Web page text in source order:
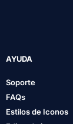
AYUDA
Soporte
FAQs
Estilos de Iconos